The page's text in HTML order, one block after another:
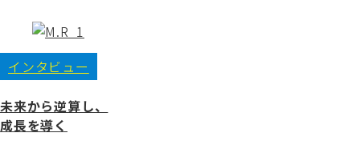
インタビュー
未来から逆算し、
成長を導く